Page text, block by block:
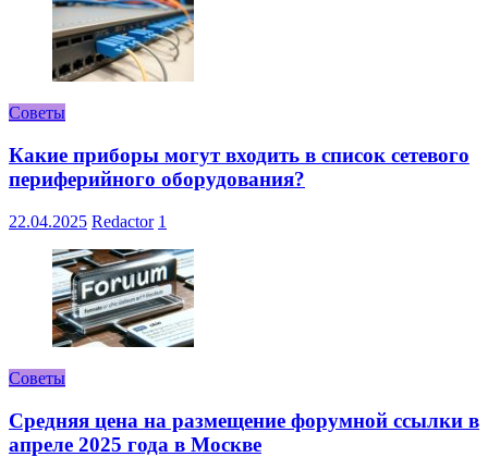
Советы
Какие приборы могут входить в список сетевого
периферийного оборудования?
22.04.2025 Redactor 1
Советы
Средняя цена на размещение форумной ссылки в
апреле 2025 года в Москве